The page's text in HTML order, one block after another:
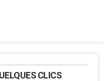
CLICS